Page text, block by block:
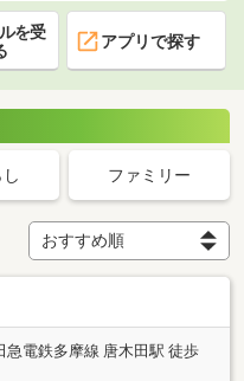
を受
アプリで探す
ファミリー
急電鉄多摩線 唐木田駅 徒歩